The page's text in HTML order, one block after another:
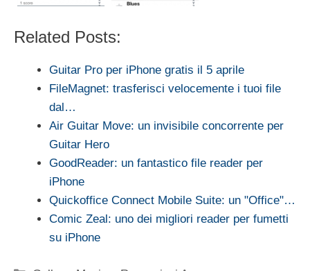
Related Posts:
Guitar Pro per iPhone gratis il 5 aprile
FileMagnet: trasferisci velocemente i tuoi file
dal…
Air Guitar Move: un invisibile concorrente per
Guitar Hero
GoodReader: un fantastico file reader per
iPhone
Quickoffice Connect Mobile Suite: un "Office"…
Comic Zeal: uno dei migliori reader per fumetti
su iPhone